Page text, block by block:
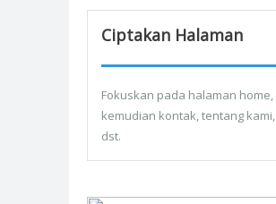
Ciptakan Halaman
Fokuskan pada halaman home,
kemudian kontak, tentang kami,
dst.